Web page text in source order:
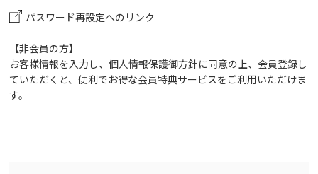
パスワード再設定へのリンク
【非会員の方】
お客様情報を入力し、個人情報保護御方針に同意の上、会員登録し
ていただくと、便利でお得な会員特典サービスをご利用いただけま
す。